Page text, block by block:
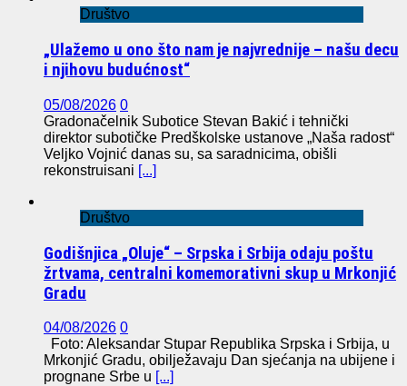
Društvo
„Ulažemo u ono što nam je najvrednije – našu decu
i njihovu budućnost“
05/08/2026 0
Gradonačelnik Subotice Stevan Bakić i tehnički
direktor subotičke Predškolske ustanove „Naša radost“
Veljko Vojnić danas su, sa saradnicima, obišli
rekonstruisani [...]
Društvo
Godišnjica „Oluje“ – Srpska i Srbija odaju poštu
žrtvama, centralni komemorativni skup u Mrkonjić
Gradu
04/08/2026 0
Foto: Aleksandar Stupar Republika Srpska i Srbija, u
Mrkonjić Gradu, obilježavaju Dan sjećanja na ubijene i
prognane Srbe u [...]